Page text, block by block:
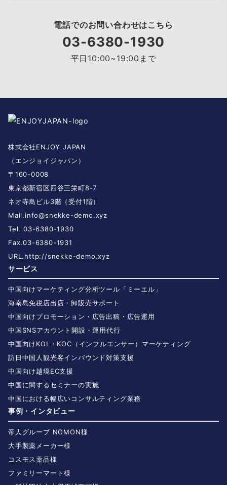
電話でのお問い合わせはこちら
03-6380-1930
平日10:00~19:00まで
株式会社ENJOY JAPAN
（エンジョイジャパン）
〒160-0008
東京都新宿区四谷三栄町8-7
ネオ寺島ビル3階（受付1階）
Mail.info@snekke-demo.xyz
Tel. 03-6380-1930
Fax.03-6380-1931
URL.http://snekke-demo.xyz
サービス
中国向けマーケティング分析ツール「ミーエル」
海南島免税店出店・卸販売サポート
中国向けプロモーション・広告出稿・広告運用
中国SNSアカウント開設・運用代行
中国向けKOL・KOC（インフルエンサー）マーケティング
訪日中国人観光客インバウンド対策支援
中国向け越境EC支援
中国に関するセミナーの実施
中国における幅広いコンサルティング業務
事例・インタビュー
帝人グループ NOMON様
大手製薬メーカー様
コスモス薬品様
ファミリーマート様